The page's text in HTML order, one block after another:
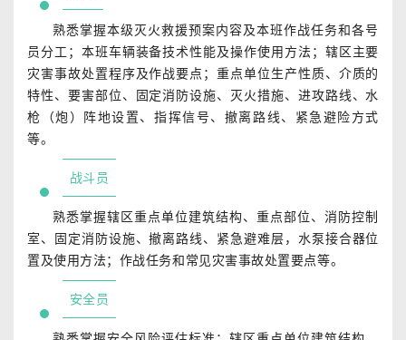
熟悉掌握本级灭火救援预案内容及本班作战任务和各号
员分工；本班车辆装备技术性能及操作使用方法；辖区主要
灾害事故处置程序及作战要点；重点单位生产性质、介质的
特性、要害部位、固定消防设施、灭火措施、进攻路线、水
枪（炮）阵地设置、指挥信号、撤离路线、紧急避险方式
等。
战斗员
熟悉掌握辖区重点单位建筑结构、重点部位、消防控制
室、固定消防设施、撤离路线、紧急避难层，水泵接合器位
置及使用方法；作战任务和常见灾害事故处置要点等。
安全员